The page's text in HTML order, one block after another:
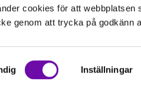
cookies för att webbplatsen
genom att trycka på godkänn
Inställningar